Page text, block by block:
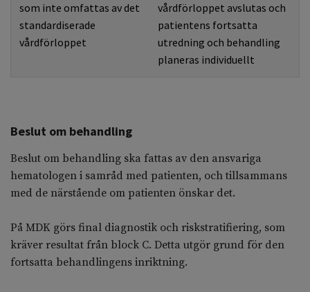
som inte omfattas av det
standardiserade
vårdförloppet
vårdförloppet avslutas och
patientens fortsatta
utredning och behandling
planeras individuellt
Beslut om behandling
Beslut om behandling ska fattas av den ansvariga
hematologen i samråd med patienten, och tillsammans
med de närstående om patienten önskar det.
På MDK görs final diagnostik och riskstratifiering, som
kräver resultat från block C. Detta utgör grund för den
fortsatta behandlingens inriktning.